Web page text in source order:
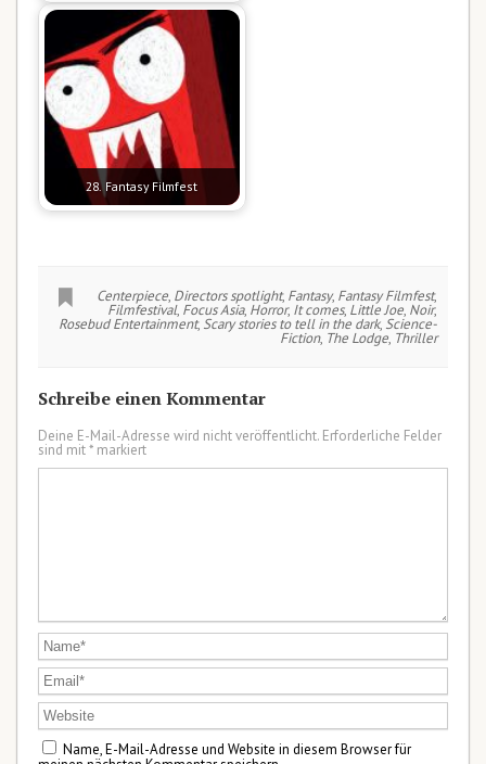
28. Fantasy Filmfest
Centerpiece, Directors spotlight, Fantasy, Fantasy Filmfest,
Filmfestival, Focus Asia, Horror, It comes, Little Joe, Noir,
Rosebud Entertainment, Scary stories to tell in the dark, Science-
Fiction, The Lodge, Thriller
Schreibe einen Kommentar
Deine E-Mail-Adresse wird nicht veröffentlicht. Erforderliche Felder
sind mit*markiert
Name, E-Mail-Adresse und Website in diesem Browser für